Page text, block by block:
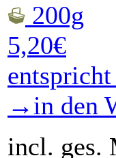
200g
5,20€
→in den
incl. ges.